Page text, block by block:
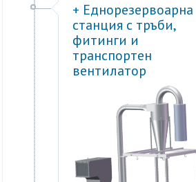
+ Еднорезервоарна
станция с тръби,
фитинги и
транспортен
вентилатор